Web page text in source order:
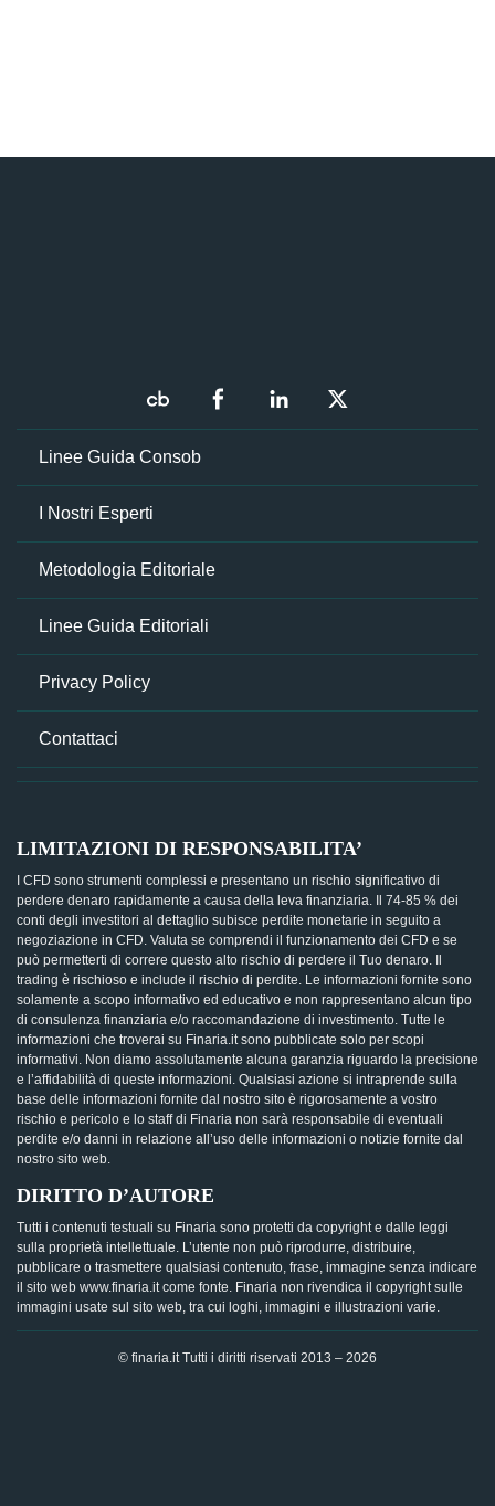
Linee Guida Consob
I Nostri Esperti
Metodologia Editoriale
Linee Guida Editoriali
Privacy Policy
Contattaci
LIMITAZIONI DI RESPONSABILITA’
I CFD sono strumenti complessi e presentano un rischio significativo di
perdere denaro rapidamente a causa della leva finanziaria. Il 74-85 % dei
conti degli investitori al dettaglio subisce perdite monetarie in seguito a
negoziazione in CFD. Valuta se comprendi il funzionamento dei CFD e se
può permetterti di correre questo alto rischio di perdere il Tuo denaro. Il
trading è rischioso e include il rischio di perdite. Le informazioni fornite sono
solamente a scopo informativo ed educativo e non rappresentano alcun tipo
di consulenza finanziaria e/o raccomandazione di investimento. Tutte le
informazioni che troverai su Finaria.it sono pubblicate solo per scopi
informativi. Non diamo assolutamente alcuna garanzia riguardo la precisione
e l’affidabilità di queste informazioni. Qualsiasi azione si intraprende sulla
base delle informazioni fornite dal nostro sito è rigorosamente a vostro
rischio e pericolo e lo staff di Finaria non sarà responsabile di eventuali
perdite e/o danni in relazione all’uso delle informazioni o notizie fornite dal
nostro sito web.
DIRITTO D’AUTORE
Tutti i contenuti testuali su Finaria sono protetti da copyright e dalle leggi
sulla proprietà intellettuale. L’utente non può riprodurre, distribuire,
pubblicare o trasmettere qualsiasi contenuto, frase, immagine senza indicare
il sito web www.finaria.it come fonte. Finaria non rivendica il copyright sulle
immagini usate sul sito web, tra cui loghi, immagini e illustrazioni varie.
© finaria.it Tutti i diritti riservati 2013 – 2026